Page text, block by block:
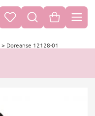
> Doreanse 12128-01